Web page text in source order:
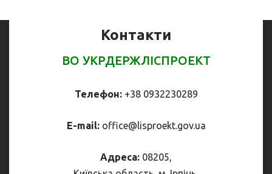
Контакти
ВО УКРДЕРЖЛІСПРОЕКТ
Телефон:+38 0932230289
E-mail: office@lisproekt.gov.ua
Адреса: 08205,